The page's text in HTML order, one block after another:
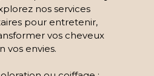
nos services
pour entretenir,
vos cheveux
vos envies.